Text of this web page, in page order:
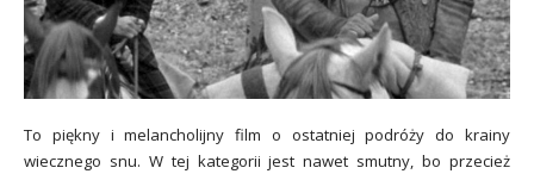
To piękny i melancholijny film o ostatniej podróży do krainy
wiecznego snu. W tej kategorii jest nawet smutny, bo przecież